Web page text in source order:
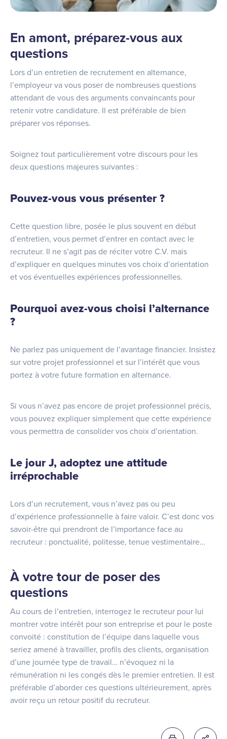
En amont, préparez-vous aux
questions
Lors d’un entretien de recrutement en alternance,
l’employeur va vous poser de nombreuses questions
attendant de vous des arguments convaincants pour
retenir votre candidature. Il est préférable de bien
préparer vos réponses.
Soignez tout particulièrement votre discours pour les
deux questions majeures suivantes :
Pouvez-vous vous présenter ?
Cette question libre, posée le plus souvent en début
d’entretien, vous permet d’entrer en contact avec le
recruteur. Il ne s’agit pas de réciter votre C.V. mais
d’expliquer en quelques minutes vos choix d’orientation
et vos éventuelles expériences professionnelles.
Pourquoi avez-vous choisi l’alternance
?
Ne parlez pas uniquement de l’avantage financier. Insistez
sur votre projet professionnel et sur l’intérêt que vous
portez à votre future formation en alternance.
Si vous n’avez pas encore de projet professionnel précis,
vous pouvez expliquer simplement que cette expérience
vous permettra de consolider vos choix d’orientation.
Le jour J, adoptez une attitude
irréprochable
Lors d’un recrutement, vous n’avez pas ou peu
d’expérience professionnelle à faire valoir. C’est donc vos
savoir-être qui prendront de l’importance face au
recruteur : ponctualité, politesse, tenue vestimentaire…
À votre tour de poser des
questions
Au cours de l’entretien, interrogez le recruteur pour lui
montrer votre intérêt pour son entreprise et pour le poste
convoité : constitution de l’équipe dans laquelle vous
seriez amené à travailler, profils des clients, organisation
d’une journée type de travail… n’évoquez ni la
rémunération ni les congés dès le premier entretien. Il est
préférable d’aborder ces questions ultérieurement, après
avoir reçu un retour positif du recruteur.